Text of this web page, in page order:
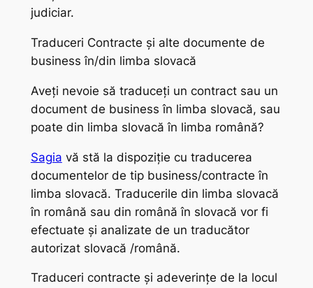
judiciar.
Traduceri Contracte și alte documente de
business în/din limba slovacă
Aveți nevoie să traduceți un contract sau un
document de business în limba slovacă, sau
poate din limba slovacă în limba română?
Sagia vă stă la dispoziție cu traducerea
documentelor de tip business/contracte în
limba slovacă. Traducerile din limba slovacă
în română sau din română în slovacă vor fi
efectuate și analizate de un traducător
autorizat slovacă /română.
Traduceri contracte și adeverințe de la locul